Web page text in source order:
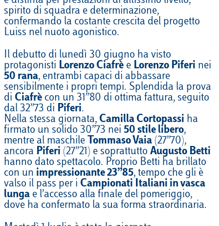
spirito di squadra e determinazione,
confermando la costante crescita del progetto
Luiss nel nuoto agonistico.
Il debutto di lunedì 30 giugno ha visto
protagonisti Lorenzo Ciafrè e Lorenzo Piferi nei
50 rana, entrambi capaci di abbassare
sensibilmente i propri tempi. Splendida la prova
di Ciafrè con un 31’’80 di ottima fattura, seguito
dal 32’’73 di Piferi.
Nella stessa giornata, Camilla Cortopassi ha
firmato un solido 30’’73 nei 50 stile libero,
mentre al maschile Tommaso Vaia (27’’70),
ancora Piferi (27’’21) e soprattutto Augusto Betti
hanno dato spettacolo. Proprio Betti ha brillato
con un impressionante 23’’85, tempo che gli è
valso il pass per i Campionati Italiani in vasca
lunga e l’accesso alla finale del pomeriggio,
dove ha confermato la sua forma straordinaria.